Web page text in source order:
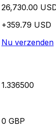
26,730.00
+359.79 USD
Nu verzenden
1.336500
0 GBP